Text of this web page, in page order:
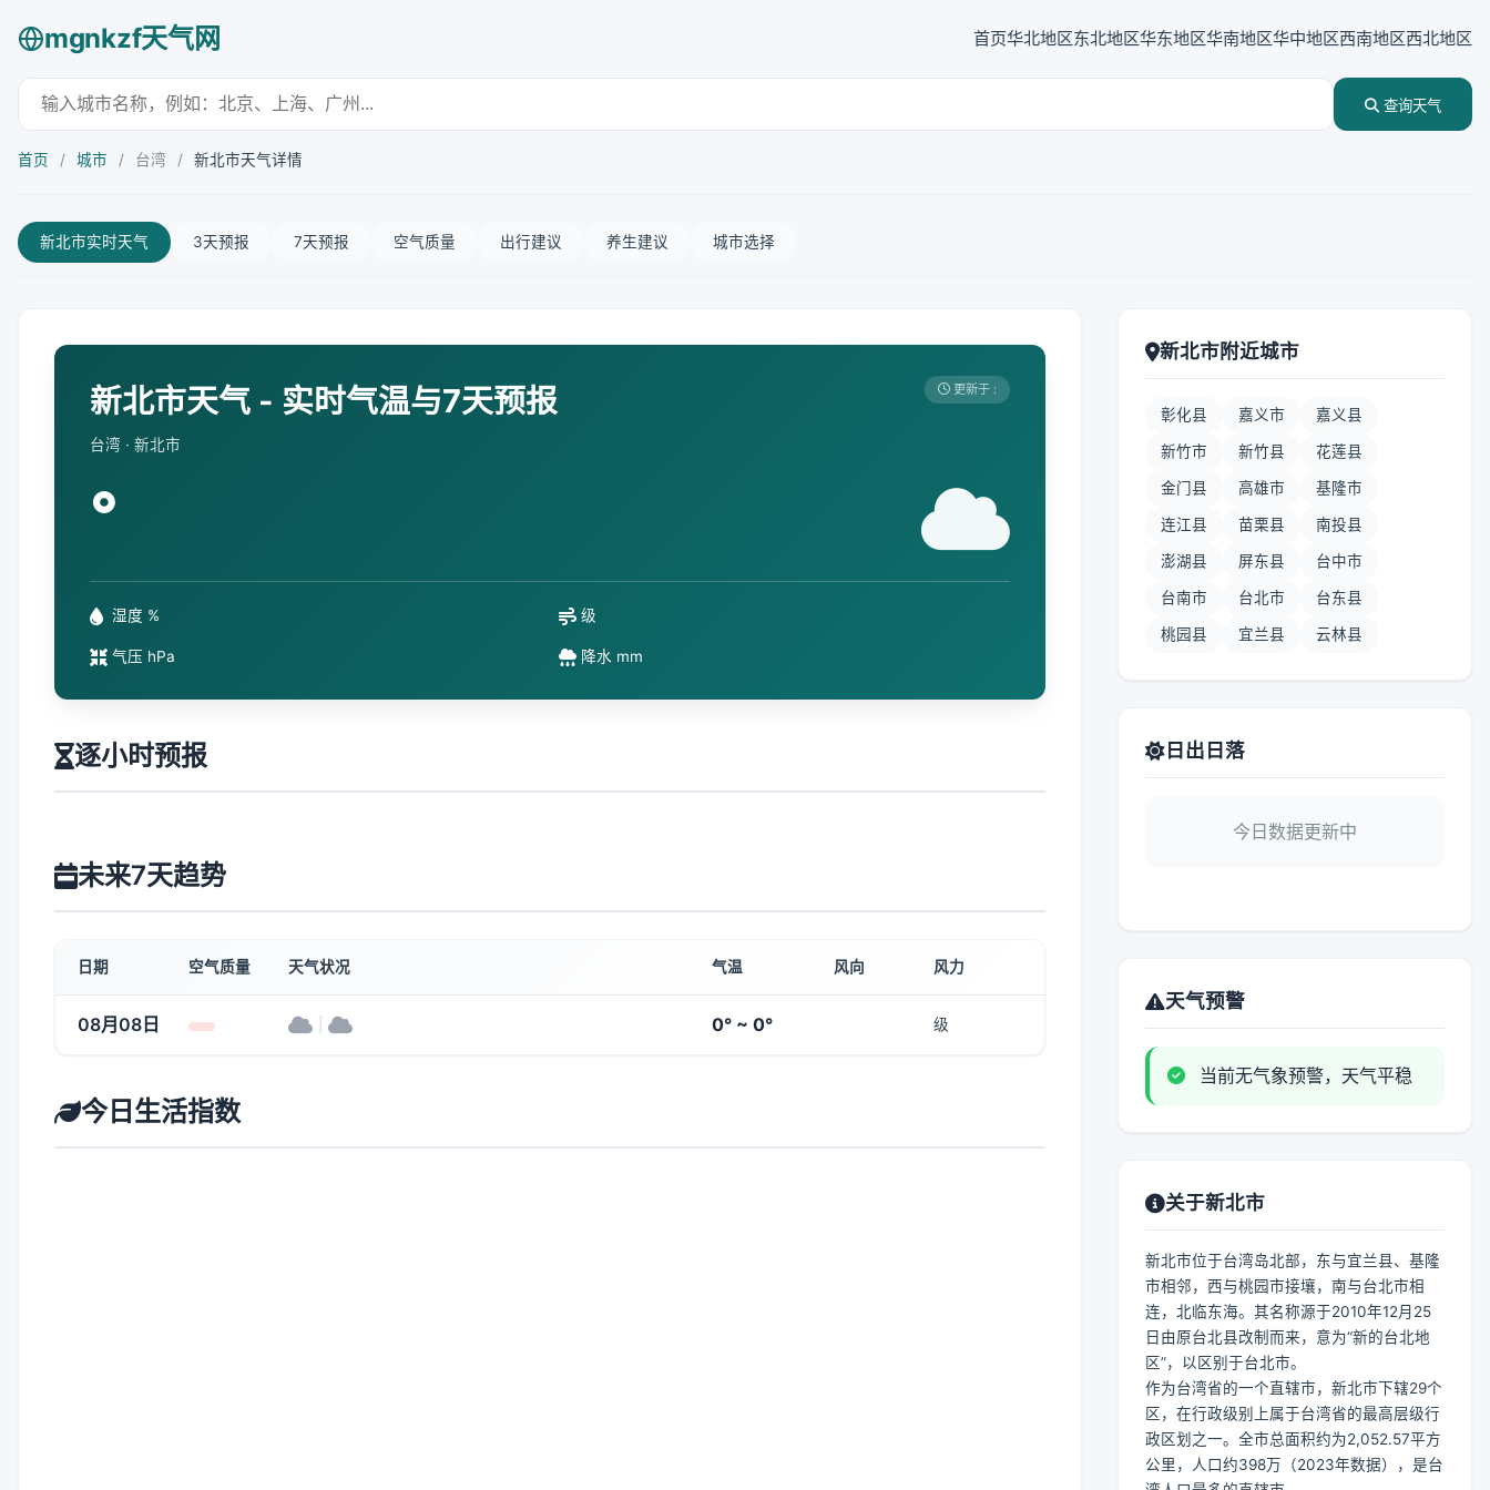
mgnkzf天气网 首页华北地区东北地区华东地区华南地区华中地区西南地区西北地区
查询天气
首页 / 城市 / 台湾 / 新北市天气详情
新北市实时天气 3天预报 7天预报 空气质量 出行建议 养生建议 城市选择
新北市天气 - 实时气温与7天预报
台湾 · 新北市
更新于 :
°
湿度 % 级
气压 hPa 降水 mm
逐小时预报
未来7天趋势
日期 空气质量 天气状况 气温 风向 风力
08月08日 0° ~ 0° 级
今日生活指数
新北市附近城市
彰化县 嘉义市 嘉义县
新竹市 新竹县 花莲县
金门县 高雄市 基隆市
连江县 苗栗县 南投县
澎湖县 屏东县 台中市
台南市 台北市 台东县
桃园县 宜兰县 云林县
日出日落
今日数据更新中
天气预警
当前无气象预警，天气平稳
关于新北市
新北市位于台湾岛北部，东与宜兰县、基隆
市相邻，西与桃园市接壤，南与台北市相
连，北临东海。其名称源于2010年12月25
日由原台北县改制而来，意为“新的台北地
区”，以区别于台北市。
作为台湾省的一个直辖市，新北市下辖29个
区，在行政级别上属于台湾省的最高层级行
政区划之一。全市总面积约为2,052.57平方
公里，人口约398万（2023年数据），是台